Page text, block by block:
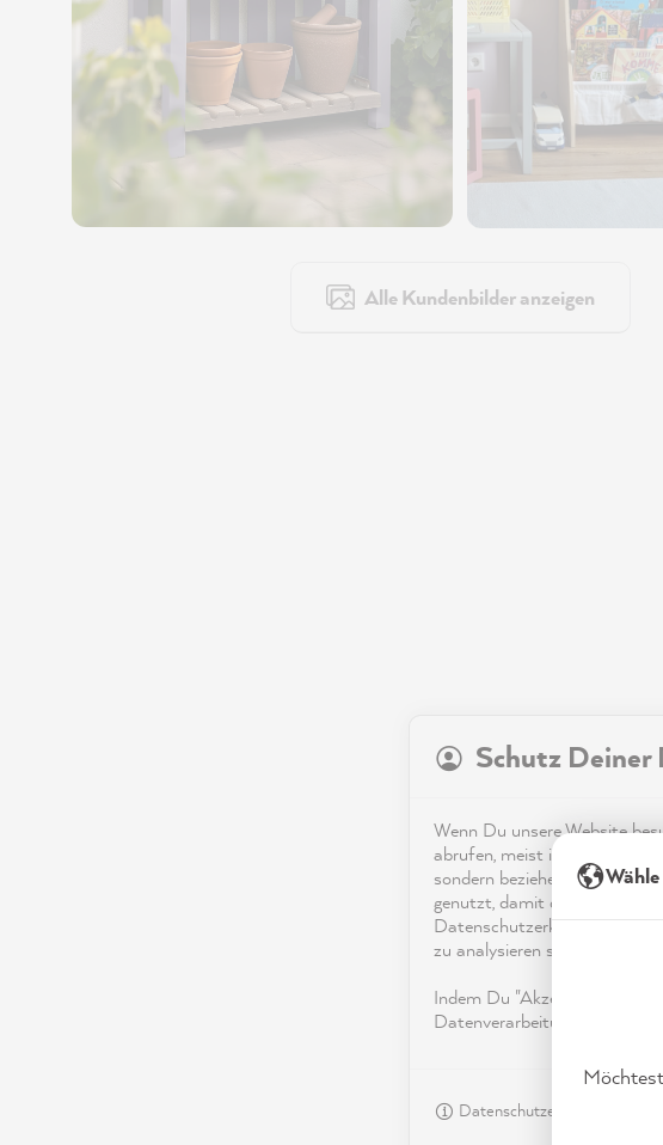
Alle Kundenbilder anzeigen
Schutz Deiner
Wenn Du unsere Website
abrufen, meist in Form von
sondern beziehen sich
genutzt, damit die Website
Datenschutzerklärung
zu analysieren sowie
Indem Du "Akzeptieren &
Datenverarbeitungen freiwillig
Datenschutzerklärung